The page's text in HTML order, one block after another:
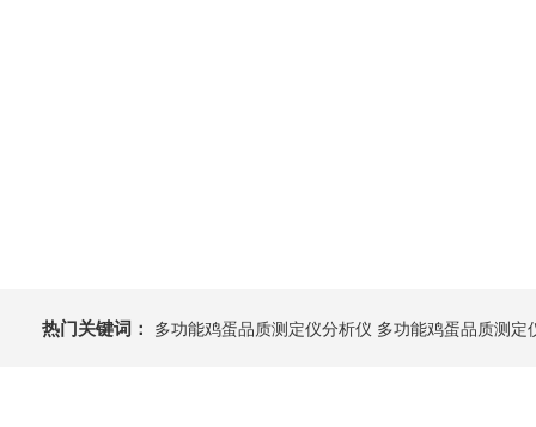
热门关键词： 多功能鸡蛋品质测定仪分析仪 多功能鸡蛋品质测定